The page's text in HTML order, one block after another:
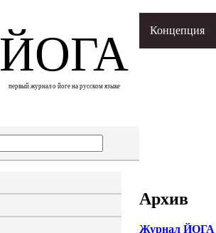
ЙОГА
первый журнал о йоге на русском языке
Концепция
Архив
Журнал ЙОГА